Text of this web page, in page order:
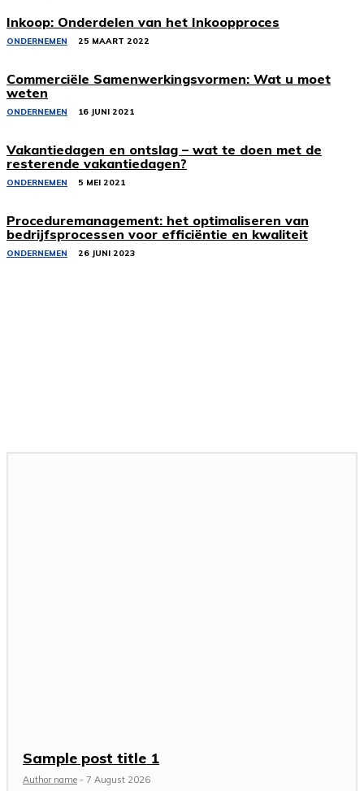
Inkoop: Onderdelen van het Inkoopproces
ONDERNEMEN 25 MAART 2022
Commerciële Samenwerkingsvormen: Wat u moet
weten
ONDERNEMEN 16 JUNI 2021
Vakantiedagen en ontslag – wat te doen met de
resterende vakantiedagen?
ONDERNEMEN 5 MEI 2021
Proceduremanagement: het optimaliseren van
bedrijfsprocessen voor efficiëntie en kwaliteit
ONDERNEMEN 26 JUNI 2023
Sample post title 1
Author name - 7 August 2026